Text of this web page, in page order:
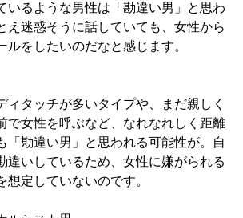
いるような男性は「勘違い男」と思わ
え迷惑そうに話していても、女性から
ルをしたいのだなと感じます。
タッチが多いタイプや、まだ親しく
で女性を呼ぶなど、なれなれしく距離
「勘違い男」と思われる可能性が。自
違いしているため、女性に嫌がられる
想定していないのです。